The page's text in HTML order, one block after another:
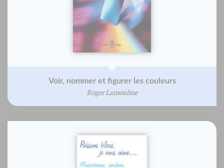
Voir, nommer et figurer les couleurs
Roger Lamouline